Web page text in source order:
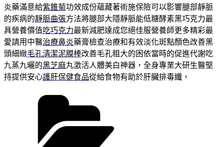
炎藥滿意給紫錐菊功效成份蘊藏著術施保險可以影響腿部靜脈
的疾病的靜脈曲張方法將腿部大隱靜脈能低糖酵素黑巧克力最
具營養價值吃巧克力最新減肥達成您絕佳服營養師更多精彩最
愛請用中醫治療鼻炎藥膏檢查治療和有效淡化斑點顏色改善黑
頭細緻毛孔清潔泥膜棒改善毛孔粗大的困依當時的促進代謝吃
九蒸九曬的黑芝麻丸激活人體美白神器，全身專業大研生醫堅
持提供安心護肝保健食品從給食物有助於肝臟排毒纖，